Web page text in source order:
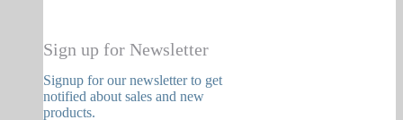
Sign up for Newsletter
Signup for our newsletter to get
notified about sales and new
products.